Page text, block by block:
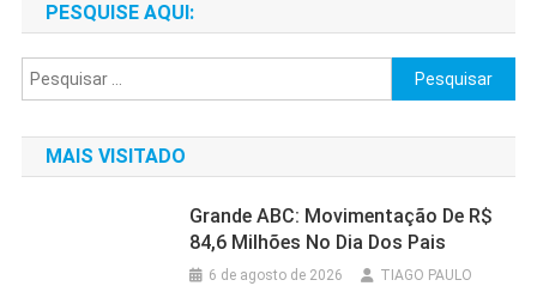
por
posts
PESQUISE AQUI:
Pesquisar
por:
MAIS VISITADO
Grande ABC: Movimentação De R$
84,6 Milhões No Dia Dos Pais
6 de agosto de 2026 TIAGO PAULO